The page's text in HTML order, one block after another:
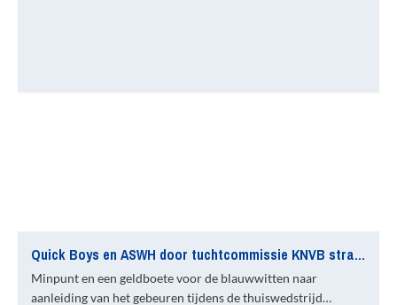
Quick Boys en ASWH door tuchtcommissie KNVB straf opgelegd
Minpunt en een geldboete voor de blauwwitten naar
aanleiding van het gebeuren tijdens de thuiswedstrijd…